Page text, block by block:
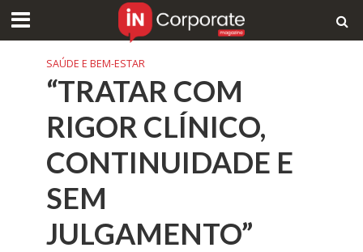
SAÚDE E BEM-ESTAR
“TRATAR COM
RIGOR CLÍNICO,
CONTINUIDADE E
SEM
JULGAMENTO”